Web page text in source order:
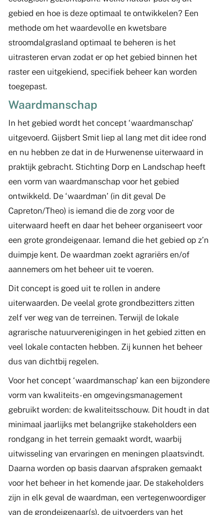
gebied en hoe is deze optimaal te ontwikkelen? Een
methode om het waardevolle en kwetsbare
stroomdalgrasland optimaal te beheren is het
uitrasteren ervan zodat er op het gebied binnen het
raster een uitgekiend, specifiek beheer kan worden
toegepast.
Waardmanschap
In het gebied wordt het concept ‘waardmanschap’
uitgevoerd. Gijsbert Smit liep al lang met dit idee rond
en nu hebben ze dat in de Hurwenense uiterwaard in
praktijk gebracht. Stichting Dorp en Landschap heeft
een vorm van waardmanschap voor het gebied
ontwikkeld. De ‘waardman’ (in dit geval De
Capreton/Theo) is iemand die de zorg voor de
uiterwaard heeft en daar het beheer organiseert voor
een grote grondeigenaar. Iemand die het gebied op z’n
duimpje kent. De waardman zoekt agrariërs en/of
aannemers om het beheer uit te voeren.
Dit concept is goed uit te rollen in andere
uiterwaarden. De veelal grote grondbezitters zitten
zelf ver weg van de terreinen. Terwijl de lokale
agrarische natuurverenigingen in het gebied zitten en
veel lokale contacten hebben. Zij kunnen het beheer
dus van dichtbij regelen.
Voor het concept ‘waardmanschap’ kan een bijzondere
vorm van kwaliteits- en omgevingsmanagement
gebruikt worden: de kwaliteitsschouw. Dit houdt in dat
minimaal jaarlijks met belangrijke stakeholders een
rondgang in het terrein gemaakt wordt, waarbij
uitwisseling van ervaringen en meningen plaatsvindt.
Daarna worden op basis daarvan afspraken gemaakt
voor het beheer in het komende jaar. De stakeholders
zijn in elk geval de waardman, een vertegenwoordiger
van de grondeigenaar(s), de uitvoerders van het